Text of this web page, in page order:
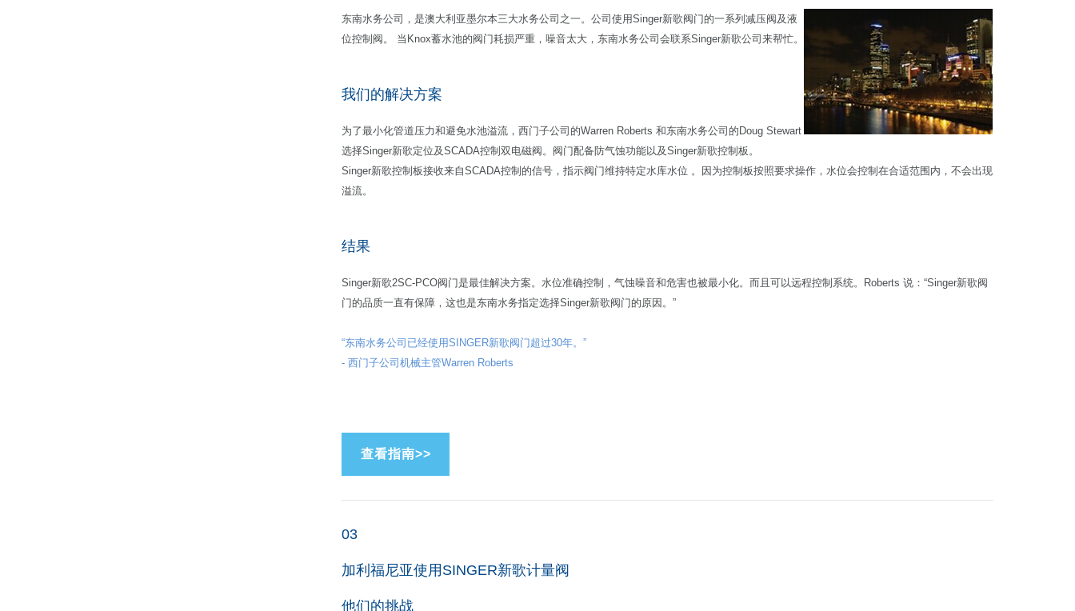
东南水务公司，是澳大利亚墨尔本三大水务公司之一。公司使用Singer新歌阀门的一系列减压阀及液
位控制阀。 当Knox蓄水池的阀门耗损严重，噪音太大，东南水务公司会联系Singer新歌公司来帮忙。
我们的解决方案
为了最小化管道压力和避免水池溢流，西门子公司的Warren Roberts 和东南水务公司的Doug Stewart
选择Singer新歌定位及SCADA控制双电磁阀。阀门配备防气蚀功能以及Singer新歌控制板。
Singer新歌控制板接收来自SCADA控制的信号，指示阀门维持特定水库水位 。因为控制板按照要求操作，水位会控制在合适范围内，不会出现
溢流。
结果
Singer新歌2SC-PCO阀门是最佳解决方案。水位准确控制，气蚀噪音和危害也被最小化。而且可以远程控制系统。Roberts 说：“Singer新歌阀
门的品质一直有保障，这也是东南水务指定选择Singer新歌阀门的原因。”
“东南水务公司已经使用SINGER新歌阀门超过30年。”
- 西门子公司机械主管Warren Roberts
03
加利福尼亚使用SINGER新歌计量阀
他们的挑战